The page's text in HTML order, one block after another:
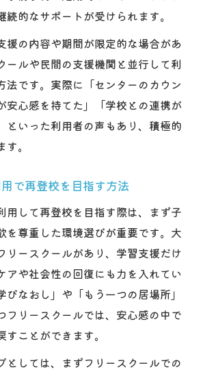
的なサポートが受けられます。
援の内容や期間が限定的な場合があ
ールや民間の支援機関と並行して利
法です。実際に「センターのカウン
安心感を持てた」「学校との連携が
といった利用者の声もあり、積極的
。
で再登校を目指す方法
用して再登校を目指す際は、まず子
を尊重した環境選びが重要です。大
リースクールがあり、学習支援だけ
アや社会性の回復にも力を入れてい
びなおし」や「もう一つの居場所」
フリースクールでは、安心感の中で
ことができます。
としては、まずフリースクールでの